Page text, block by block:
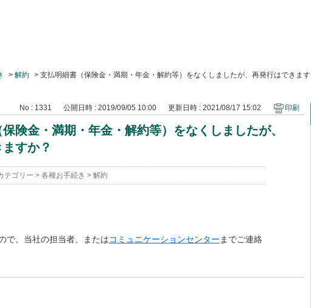
> 解約 > 支払明細書（保険金・満期・年金・解約等）をなくしましたが、再発行はできます
No : 1331 公開日時 : 2019/09/05 10:00 更新日時 : 2021/08/17 15:02 印刷
険金・満期・年金・解約等）をなくしましたが、
すか？
テゴリー > 各種お手続き > 解約
で、当社の担当者、またはコミュニケーションセンター までご連絡